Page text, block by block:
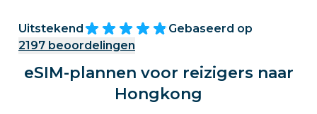
Uitstekend
Gebaseerd op
2197 beoordelingen
eSIM-plannen voor reizigers naar
Hongkong